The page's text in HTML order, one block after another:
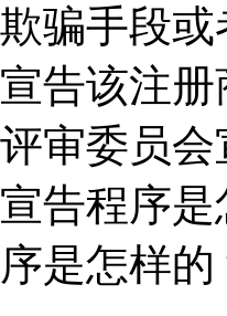
骗手段
告该注
审委员
告程序
是怎样的